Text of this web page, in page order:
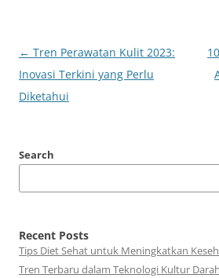
Post
navigation
← Tren Perawatan Kulit 2023:
Inovasi Terkini yang Perlu
Diketahui
Search
Recent Posts
Tips Diet Sehat untuk Meningkatkan
Tren Terbaru dalam Teknologi Kultur